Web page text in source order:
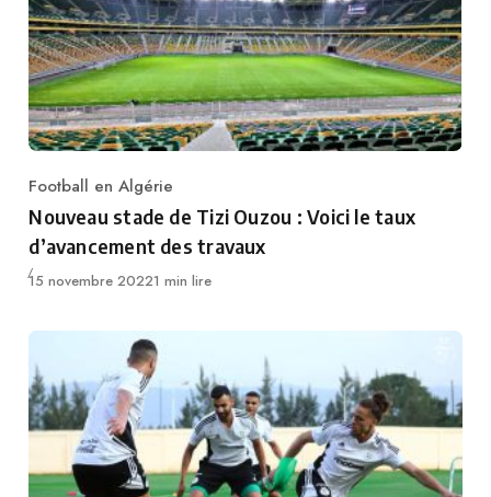
Category
Football en Algérie
Nouveau stade de Tizi Ouzou : Voici le taux
d’avancement des travaux
Publié
15 novembre 20221 min lire